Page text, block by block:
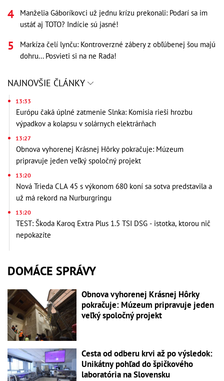
Manželia Gáboríkovci už jednu krízu prekonali: Podarí sa im
ustáť aj TOTO? Indície sú jasné!
Markíza čelí lynču: Kontroverzné zábery z obľúbenej šou majú
dohru... Posvieti si na ne Rada!
NAJNOVŠIE ČLÁNKY
13:33
Európu čaká úplné zatmenie Slnka: Komisia rieši hrozbu
výpadkov a kolapsu v solárnych elektrárňach
13:27
Obnova vyhorenej Krásnej Hôrky pokračuje: Múzeum
pripravuje jeden veľký spoločný projekt
13:20
Nová Trieda CLA 45 s výkonom 680 koní sa sotva predstavila a
už má rekord na Nurburgringu
13:20
TEST: Škoda Karoq Extra Plus 1.5 TSI DSG - istotka, ktorou nič
nepokazíte
DOMÁCE SPRÁVY
Obnova vyhorenej Krásnej Hôrky
pokračuje: Múzeum pripravuje jeden
veľký spoločný projekt
Cesta od odberu krvi až po výsledok:
Unikátny pohľad do špičkového
laboratória na Slovensku